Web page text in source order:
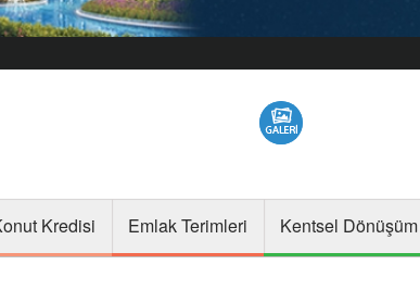
Kredisi Emlak Terimleri Kentsel Dönüşüm